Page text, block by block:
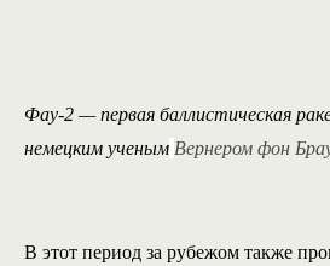
Фау-2 — первая баллистическая
немецким ученым Вернером фон
В этот период за рубежом также